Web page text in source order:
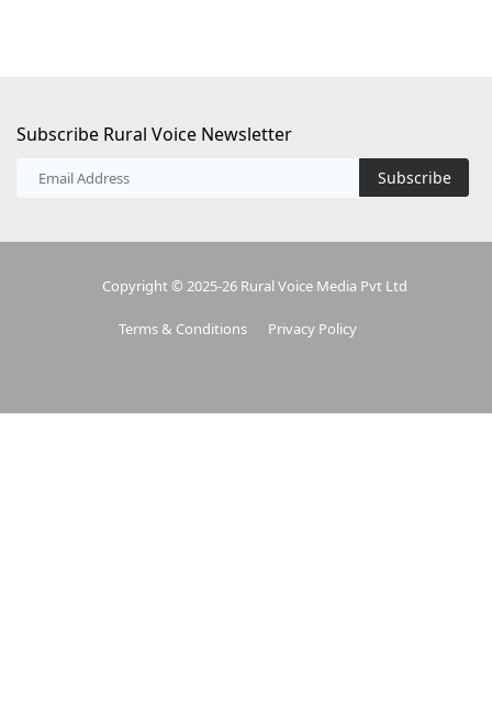
Subscribe Rural Voice Newsletter
Subscribe
Copyright © 2025-26 Rural Voice Media Pvt Ltd
Terms & Conditions Privacy Policy